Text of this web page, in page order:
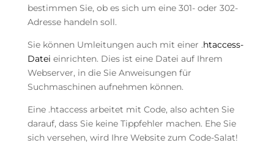
bestimmen Sie, ob es sich um eine 301- oder 302-
Adresse handeln soll.
Sie können Umleitungen auch mit einer .htaccess-
Datei einrichten. Dies ist eine Datei auf Ihrem
Webserver, in die Sie Anweisungen für
Suchmaschinen aufnehmen können.
Eine .htaccess arbeitet mit Code, also achten Sie
darauf, dass Sie keine Tippfehler machen. Ehe Sie
sich versehen, wird Ihre Website zum Code-Salat!